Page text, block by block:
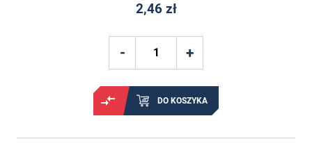
2,46 zł
DO KOSZYKA